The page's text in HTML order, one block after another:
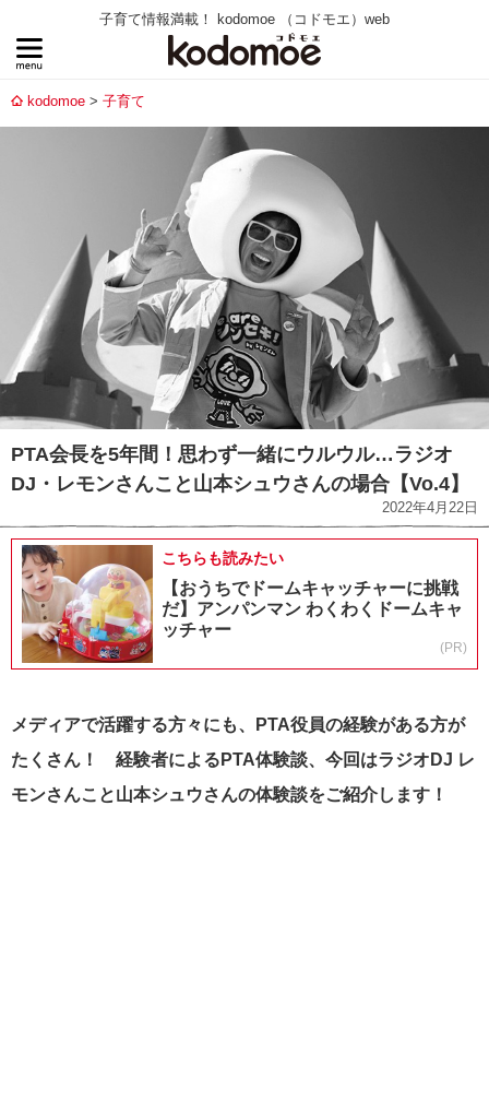
子育て情報満載！ kodomoe （コドモエ）web
kodomoe 子育て
PTA会長を5年間！思わず一緒にウルウル…ラジオ
DJ・レモンさんこと山本シュウさんの場合【Vo.4】
2022年4月22日
こちらも読みたい
【おうちでドームキャッチャーに挑戦
だ】アンパンマン わくわくドームキャ
ッチャー
(PR)
メディアで活躍する方々にも、PTA役員の経験がある方が
たくさん！ 経験者によるPTA体験談、今回はラジオDJ レ
モンさんこと山本シュウさんの体験談をご紹介します！